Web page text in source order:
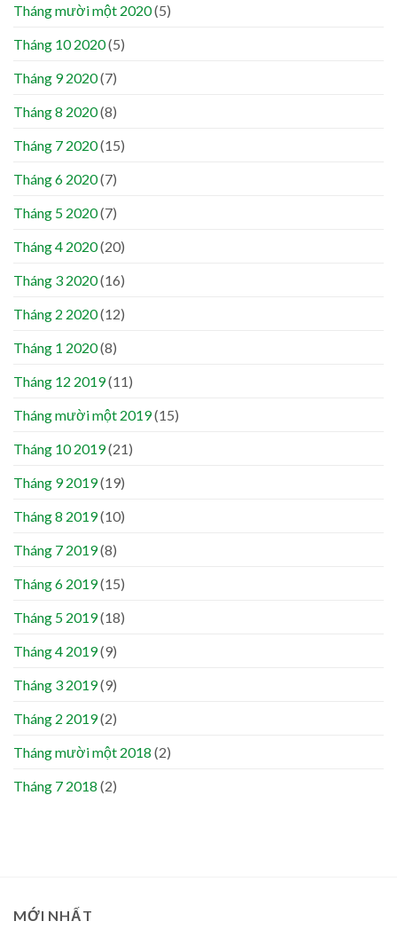
Tháng mười một 2020(5)
Tháng 10 2020(5)
Tháng 9 2020(7)
Tháng 8 2020(8)
Tháng 7 2020(15)
Tháng 6 2020(7)
Tháng 5 2020(7)
Tháng 4 2020(20)
Tháng 3 2020(16)
Tháng 2 2020(12)
Tháng 1 2020(8)
Tháng 12 2019(11)
Tháng mười một 2019(15)
Tháng 10 2019(21)
Tháng 9 2019(19)
Tháng 8 2019(10)
Tháng 7 2019(8)
Tháng 6 2019(15)
Tháng 5 2019(18)
Tháng 4 2019(9)
Tháng 3 2019(9)
Tháng 2 2019(2)
Tháng mười một 2018 (2)
Tháng 7 2018 (2)
MỚI NHẤT